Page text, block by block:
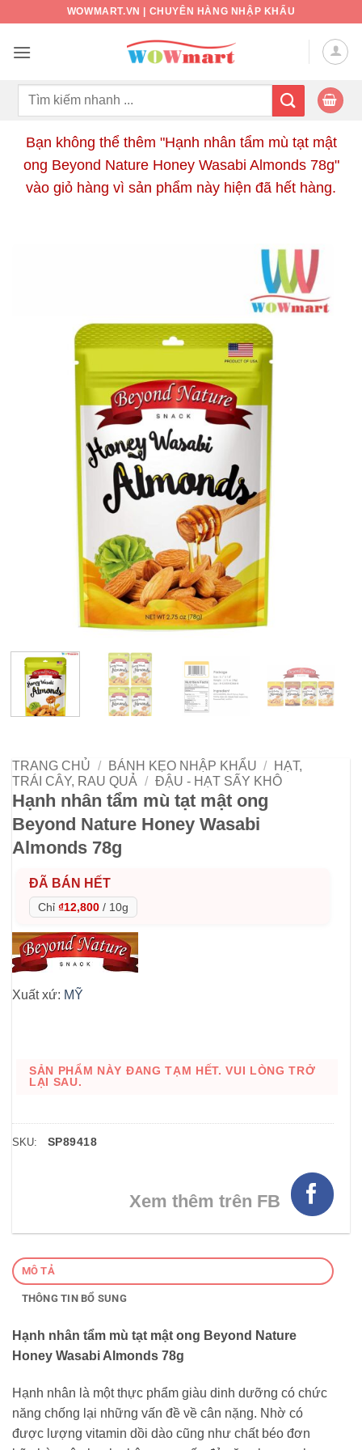
nội
WOWMART.VN | CHUYÊN HÀNG NHẬP KHẨU
Tìm
Bạn không thể thêm "Hạnh nhân tẩm mù tạt mật
ong Beyond Nature Honey Wasabi Almonds 78g"
vào giỏ hàng vì sản phẩm này hiện đã hết hàng.
TRANG CHỦ / BÁNH KẸO NHẬP KHẨU /
HẠT,
TRÁI CÂY, RAU QUẢ / ĐẬU - HẠT SẤY KHÔ
Hạnh nhân tẩm mù tạt mật ong
Beyond Nature Honey Wasabi
Almonds 78g
ĐÃ BÁN HẾT
Chỉ ₫12,800 / 10g
Xuất xứ: MỸ
SẢN PHẨM NÀY ĐANG TẠM HẾT. VUI LÒNG TRỞ
LẠI SAU.
SKU: SP89418
Xem thêm trên FB
MÔ TẢ
THÔNG TIN BỔ SUNG
Hạnh nhân tẩm mù tạt mật ong Beyond Nature
Honey Wasabi Almonds 78g
Hạnh nhân là một thực phẩm giàu dinh dưỡng có chức
năng chống lại những vấn đề về cân nặng. Nhờ có
được lượng vitamin dồi dào cũng như chất béo đơn